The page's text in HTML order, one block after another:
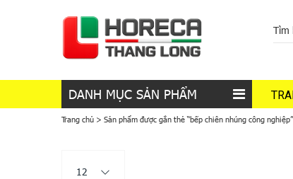
DANH MỤC SẢN PHẨM
Trang chủ > Sản phẩm được gắn thẻ “bếp chiên nhúng công nghiệp”
12